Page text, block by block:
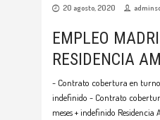
20 agosto, 2020
EMPLEO
RESIDENCIA
- Contrato cobertura en turno
indefinido - Contrato
meses + indefinido Residencia